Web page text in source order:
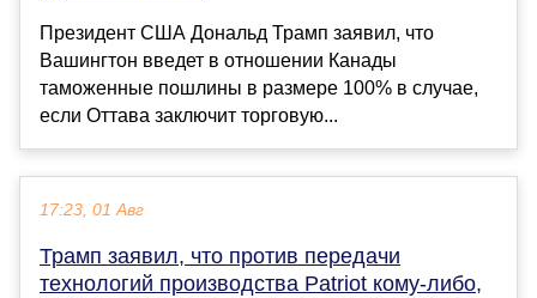
Президент США Дональд Трамп заявил, что
Вашингтон введет в отношении Канады
таможенные пошлины в размере 100% в случае,
если Оттава заключит торговую...
17:23, 01 Авг
Трамп заявил, что против передачи
технологий производства Patriot кому-либо,